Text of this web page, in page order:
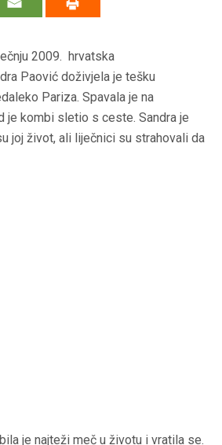
2009. hrvatska
Paović doživjela je tešku
Pariza. Spavala je na
je kombi sletio s ceste. Sandra je
joj život, ali liječnici su strahovali da
je najteži meč u životu i vratila se.